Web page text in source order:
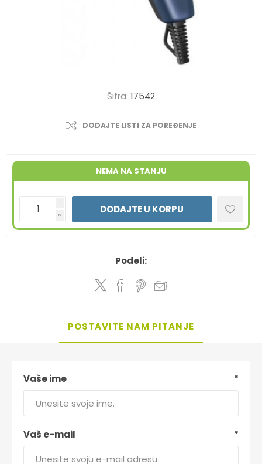
Šifra: 17542
DODAJTE LISTI ZA POREĐENJE
NEMA NA STANJU
i
h DODAJTE U KORPU
Podeli:
POSTAVITE NAM PITANJE
Vaše ime *
Vaš e-mail *